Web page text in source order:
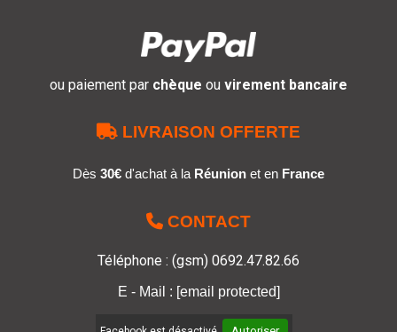
ou paiement par chèque ou virement bancaire
 LIVRAISON OFFERTE
Dès 30€ d'achat à la Réunion et en France
 CONTACT
Téléphone : (gsm) 0692.47.82.66
E - Mail : [email protected]